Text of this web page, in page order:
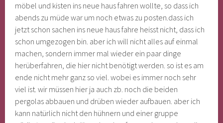
möbel und kisten ins neue haus fahren wollte, so dass ich
abends zu müde war um noch etwas zu posten.dass ich
jetzt schon sachen ins neue haus fahre heisst nicht, dass ich
schon umgezogen bin. aber ich will nicht alles auf einmal
machen, sondern immer mal wieder ein paar dinge
herüberfahren, die hier nicht benötigt werden. so ist es am
ende nicht mehr ganz so viel. wobei es immer noch sehr
viel ist. wir müssen hier ja auch zb. noch die beiden
pergolas abbauen und drüben wieder aufbauen. aber ich
kann natürlich nicht den hühnern und einer gruppe